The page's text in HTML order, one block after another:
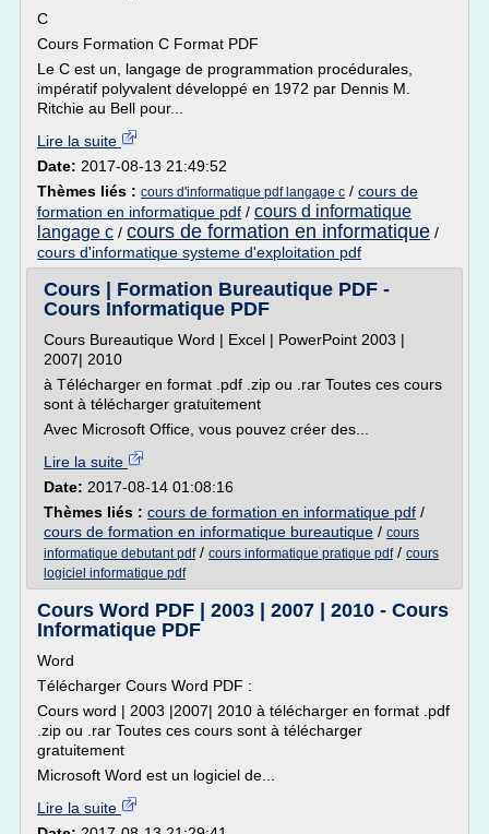
C
Cours Formation C Format PDF
Le C est un, langage de programmation procédurales,
impératif polyvalent développé en 1972 par Dennis M.
Ritchie au Bell pour...
Lire la suite
Date: 2017-08-13 21:49:52
Thèmes liés : cours d'informatique pdf langage c / cours de
formation en informatique pdf / cours d informatique
langage c / cours de formation en informatique /
cours d'informatique systeme d'exploitation pdf
Cours | Formation Bureautique PDF -
Cours Informatique PDF
Cours Bureautique Word | Excel | PowerPoint 2003 |
2007| 2010
à Télécharger en format .pdf .zip ou .rar Toutes ces cours
sont à télécharger gratuitement
Avec Microsoft Office, vous pouvez créer des...
Lire la suite
Date: 2017-08-14 01:08:16
Thèmes liés : cours de formation en informatique pdf /
cours de formation en informatique bureautique / cours
informatique debutant pdf/ cours informatique pratique pdf/ cours
logiciel informatique pdf
Cours Word PDF | 2003 | 2007 | 2010 - Cours
Informatique PDF
Word
Télécharger Cours Word PDF :
Cours word | 2003 |2007| 2010 à télécharger en format .pdf
.zip ou .rar Toutes ces cours sont à télécharger
gratuitement
Microsoft Word est un logiciel de...
Lire la suite